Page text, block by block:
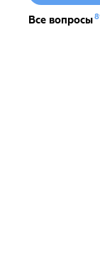
Все вопросы